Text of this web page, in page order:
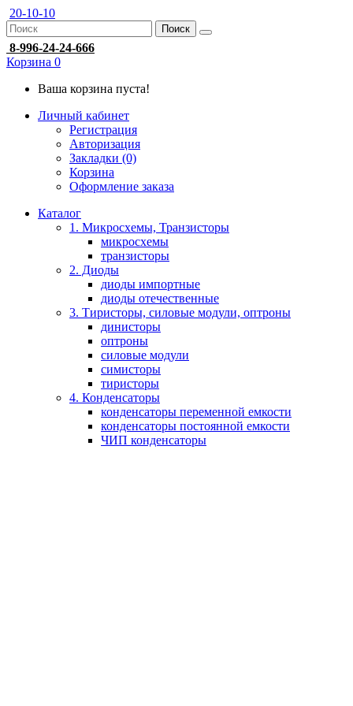
20-10-10
Поиск
8-996-24-24-666
Корзина 0
Ваша корзина пуста!
Личный кабинет
Регистрация
Авторизация
Закладки (0)
Корзина
Оформление заказа
Каталог
1. Микросхемы, Транзисторы
микросхемы
транзисторы
2. Диоды
диоды импортные
диоды отечественные
3. Тиристоры, силовые модули, оптроны
динисторы
оптроны
силовые модули
симисторы
тиристоры
4. Конденсаторы
конденсаторы переменной емкости
конденсаторы постоянной емкости
ЧИП конденсаторы